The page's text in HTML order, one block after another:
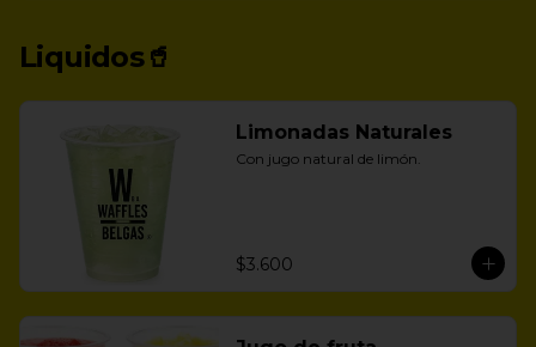
Liquidos🥤
Limonadas Naturales
Con jugo natural de limón.
$3.600